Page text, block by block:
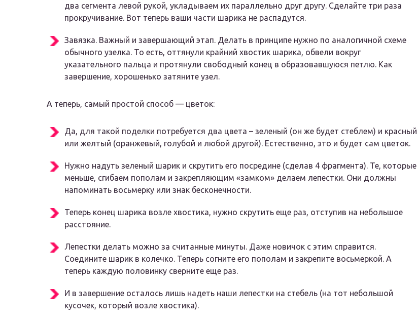
два сегмента левой рукой, укладываем их параллельно друг другу. Сделайте три раза
прокручивание. Вот теперь ваши части шарика не распадутся.
Завязка. Важный и завершающий этап. Делать в принципе нужно по аналогичной схеме
обычного узелка. То есть, оттянули крайний хвостик шарика, обвели вокруг
указательного пальца и протянули свободный конец в образовавшуюся петлю. Как
завершение, хорошенько затяните узел.
А теперь, самый простой способ — цветок:
Да, для такой поделки потребуется два цвета – зеленый (он же будет стеблем) и красный
или желтый (оранжевый, голубой и любой другой). Естественно, это и будет сам цветок.
Нужно надуть зеленый шарик и скрутить его посредине (сделав 4 фрагмента). Те, которые
меньше, сгибаем пополам и закрепляющим «замком» делаем лепестки. Они должны
напоминать восьмерку или знак бесконечности.
Теперь конец шарика возле хвостика, нужно скрутить еще раз, отступив на небольшое
расстояние.
Лепестки делать можно за считанные минуты. Даже новичок с этим справится.
Соедините шарик в колечко. Теперь согните его пополам и закрепите восьмеркой. А
теперь каждую половинку сверните еще раз.
И в завершение осталось лишь надеть наши лепестки на стебель (на тот небольшой
кусочек, который возле хвостика).